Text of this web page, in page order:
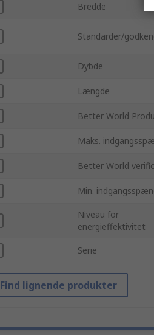
Bredde
Standarder/
Dybde
Længde
Better World
Maks.
Better World
Min.
Niveau for
energieffektivitet
Serie
Find lignende produkter